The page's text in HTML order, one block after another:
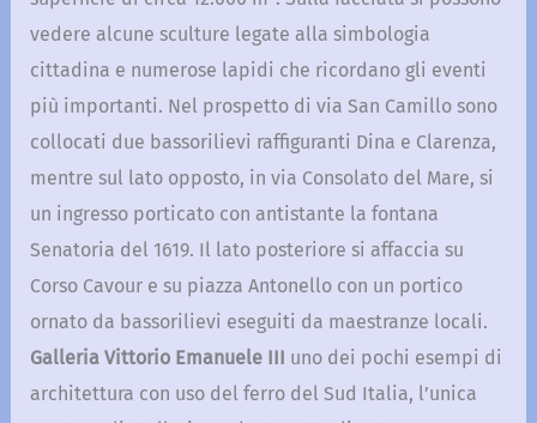
vedere alcune sculture legate alla simbologia
cittadina e numerose lapidi che ricordano gli eventi
più importanti. Nel prospetto di via San Camillo sono
collocati due bassorilievi raffiguranti Dina e Clarenza,
mentre sul lato opposto, in via Consolato del Mare, si
un ingresso porticato con antistante la fontana
Senatoria del 1619. Il lato posteriore si affaccia su
Corso Cavour e su piazza Antonello con un portico
ornato da bassorilievi eseguiti da maestranze locali.
Galleria Vittorio Emanuele III uno dei pochi esempi di
architettura con uso del ferro del Sud Italia, l’unica